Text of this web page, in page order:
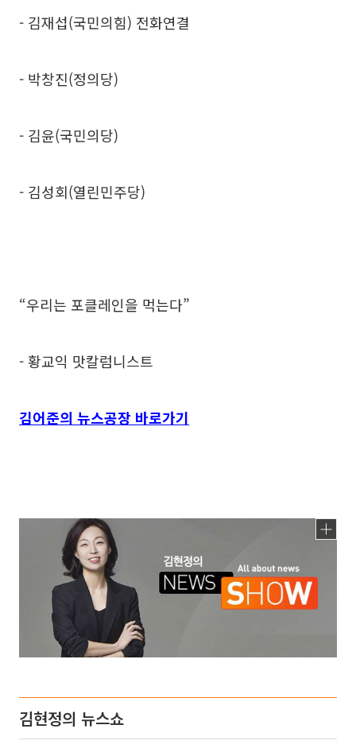
- 김재섭(국민의힘) 전화연결
- 박창진(정의당)
- 김윤(국민의당)
- 김성회(열린민주당)
“우리는 포클레인을 먹는다”
- 황교익 맛칼럼니스트
김어준의 뉴스공장 바로가기
김현정의 뉴스쇼